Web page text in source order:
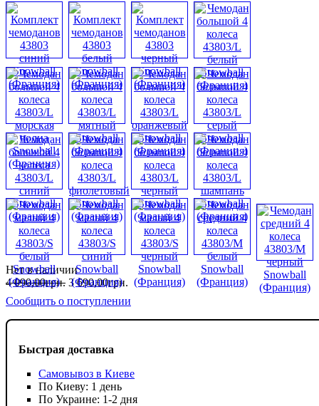
Быстрая доставка
Самовывоз в Киеве
По Киеву: 1 день
По Украине: 1-2 дня
Нет в наличии
4 090,00грн. 3 690,00грн.
Сообщить о поступлении